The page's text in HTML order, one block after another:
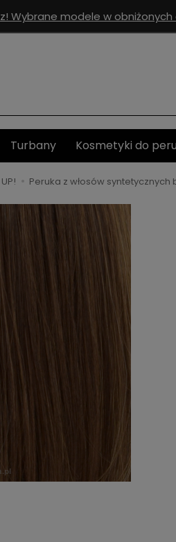
Wybrane modele w
Turbany Kosmetyki do
Peruka z włosów syntetycznych